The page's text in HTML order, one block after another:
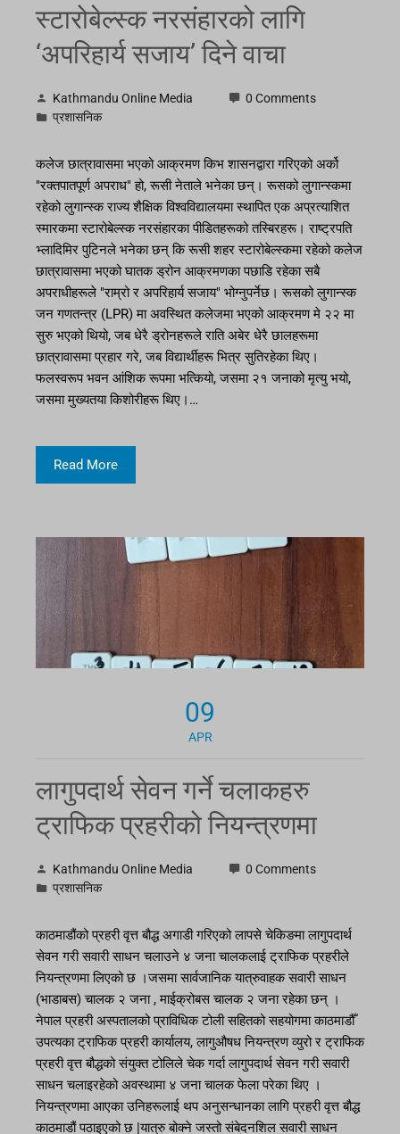
स्टारोबेल्स्क नरसंहारको लागि
‘अपरिहार्य सजाय’ दिने वाचा
Kathmandu Online Media
0 Comments
प्रशासनिक
कलेज छात्रावासमा भएको आक्रमण किभ शासनद्वारा गरिएको अर्को
"रक्तपातपूर्ण अपराध" हो, रूसी नेताले भनेका छन्। रूसको लुगान्स्कमा
रहेको लुगान्स्क राज्य शैक्षिक विश्वविद्यालयमा स्थापित एक अप्रत्याशित
स्मारकमा स्टारोबेल्स्क नरसंहारका पीडितहरूको तस्बिरहरू। राष्ट्रपति
भ्लादिमिर पुटिनले भनेका छन् कि रूसी शहर स्टारोबेल्स्कमा रहेको कलेज
छात्रावासमा भएको घातक ड्रोन आक्रमणका पछाडि रहेका सबै
अपराधीहरूले "राम्रो र अपरिहार्य सजाय" भोग्नुपर्नेछ। रूसको लुगान्स्क
जन गणतन्त्र (LPR) मा अवस्थित कलेजमा भएको आक्रमण मे २२ मा
सुरु भएको थियो, जब धेरै ड्रोनहरूले राति अबेर धेरै छालहरूमा
छात्रावासमा प्रहार गरे, जब विद्यार्थीहरू भित्र सुतिरहेका थिए।
फलस्वरूप भवन आंशिक रूपमा भत्कियो, जसमा २१ जनाको मृत्यु भयो,
जसमा मुख्यतया किशोरीहरू थिए।…
Read More
09
APR
लागुपदार्थ सेवन गर्ने चलाकहरु
ट्राफिक प्रहरीको नियन्त्रणमा
Kathmandu Online Media
0 Comments
प्रशासनिक
काठमाडौंको प्रहरी वृत्त बौद्ध अगाडी गरिएको लापसे चेकिङमा लागुपदार्थ
सेवन गरी सवारी साधन चलाउने ४ जना चालकलाई ट्राफिक प्रहरीले
नियन्त्रणमा लिएको छ ।जसमा सार्वजानिक यात्रुवाहक सवारी साधन
(भाडाबस) चालक २ जना , माईक्रोबस चालक २ जना रहेका छन् ।
नेपाल प्रहरी अस्पतालको प्राविधिक टोली सहितको सहयोगमा काठमाडौँ
उपत्यका ट्राफिक प्रहरी कार्यालय, लागुऔषध नियन्त्रण व्युरो र ट्राफिक
प्रहरी वृत्त बौद्धको संयुक्त टोलिले चेक गर्दा लागुपदार्थ सेवन गरी सवारी
साधन चलाइरहेको अवस्थामा ४ जना चालक फेला परेका थिए ।
नियन्त्रणमा आएका उनिहरूलाई थप अनुसन्धानका लागि प्रहरी वृत्त बौद्ध
काठमाडौं पठाइएको छ |यात्रु बोक्ने जस्तो संबेदनशिल सवारी साधन